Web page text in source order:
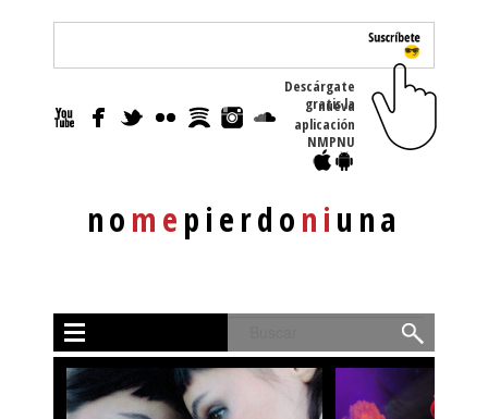
nomepierdoniuna
Descárgate
gratis la nueva
aplicación
NMPNU